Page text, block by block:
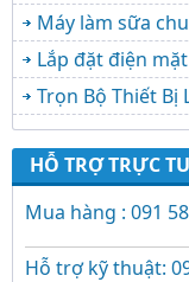
Máy làm sữa
Lắp đặt điện
Trọn Bộ Thiết Bị
HỖ TRỢ TRỰC
Mua hàng : 091
Hỗ trợ kỹ thuật: